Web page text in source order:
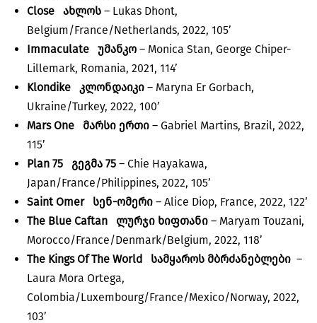
Close ახლოს – Lukas Dhont,
Belgium/France/Netherlands, 2022, 105’
Immaculate უმანკო – Monica Stan, George Chiper-
Lillemark, Romania, 2021, 114’
Klondike კლონდაიკი – Maryna Er Gorbach,
Ukraine/Turkey, 2022, 100’
Mars One მარსი ერთი – Gabriel Martins, Brazil, 2022,
115’
Plan 75 გეგმა 75 – Chie Hayakawa,
Japan/France/Philippines, 2022, 105’
Saint Omerსენ-ომერი – Alice Diop, France, 2022, 122’
The Blue Caftan ლურჯი ხიფთანი – Maryam Touzani,
Morocco/France/Denmark/Belgium, 2022, 118’
The Kings Of The World სამყაროს მბრძანებლები –
Laura Mora Ortega,
Colombia/Luxembourg/France/Mexico/Norway, 2022,
103’